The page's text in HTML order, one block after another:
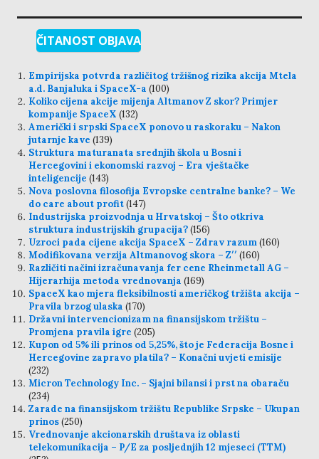
ČITANOST OBJAVA
Empirijska potvrda različitog tržišnog rizika akcija Mtela
a.d. Banjaluka i SpaceX-a (100)
Koliko cijena akcije mijenja Altmanov Z skor? Primjer
kompanije SpaceX (132)
Američki i srpski SpaceX ponovo u raskoraku – Nakon
jutarnje kave (139)
Struktura maturanata srednjih škola u Bosni i
Hercegovini i ekonomski razvoj – Era vještačke
inteligencije (143)
Nova poslovna filosofija Evropske centralne banke? – We
do care about profit(147)
Industrijska proizvodnja u Hrvatskoj – Što otkriva
struktura industrijskih grupacija?(156)
Uzroci pada cijene akcija SpaceX – Zdrav razum(160)
Modifikovana verzija Altmanovog skora – Z′′ (160)
Različiti načini izračunavanja fer cene Rheinmetall AG –
Hijerarhija metoda vrednovanja (169)
SpaceX kao mjera fleksibilnosti američkog tržišta akcija –
Pravila brzog ulaska (170)
Državni intervencionizam na finansijskom tržištu –
Promjena pravila igre (205)
Kupon od 5% ili prinos od 5,25%, što je Federacija Bosne i
Hercegovine zapravo platila? – Konačni uvjeti emisije
(232)
Micron Technology Inc. – Sjajni bilansi i prst na obaraču
(234)
Zarade na finansijskom tržištu Republike Srpske – Ukupan
prinos(250)
Vrednovanje akcionarskih društava iz oblasti
telekomunikacija – P/E za posljednjih 12 mjeseci (TTM)